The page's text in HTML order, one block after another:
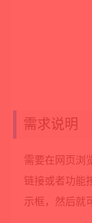
需求说明
需要在网页浏
链接或者功能
示框，然后就